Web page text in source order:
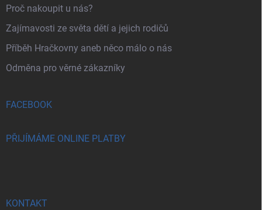
Proč nakoupit u nás?
Zajímavosti ze světa dětí a jejich rodičů
Příběh Hračkovny aneb něco málo o nás
Odměna pro věrné zákazníky
FACEBOOK
PŘIJÍMÁME ONLINE PLATBY
KONTAKT